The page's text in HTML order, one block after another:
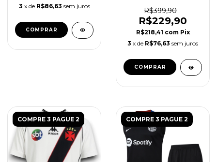
3 x de R$86,63 sem juros
COMPRAR
R$399,90
R$229,90
R$218,41 com Pix
3 x de R$76,63 sem juros
COMPRAR
COMPRE 3 PAGUE 2 COMPRE 3 PAGUE 2